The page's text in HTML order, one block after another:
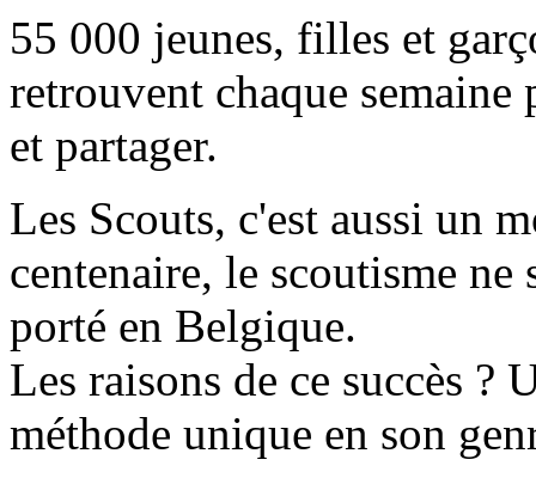
55 000 jeunes, filles et
retrouvent chaque
et partager.
Les Scouts, c'est aussi un
centenaire, le scoutisme ne
porté en Belgique.
Les raisons de ce succès
méthode unique en son